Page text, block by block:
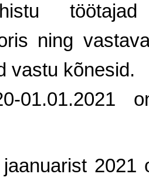
töötajad
ning
vastu kõnesid.
01.01.2021
2021